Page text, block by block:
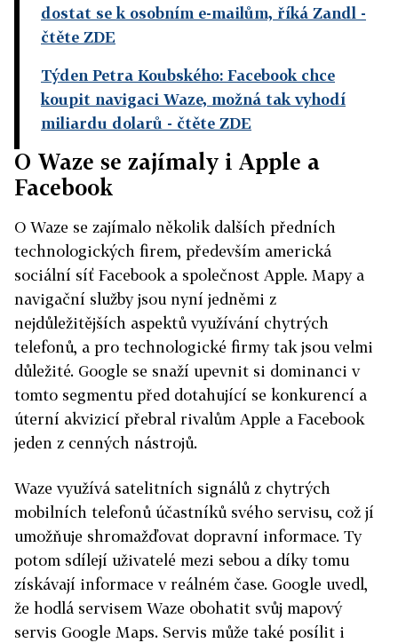
dostat se k osobním e-mailům, říká Zandl -
čtěte ZDE
Týden Petra Koubského: Facebook chce
koupit navigaci Waze, možná tak vyhodí
miliardu dolarů - čtěte ZDE
O Waze se zajímaly i Apple a
Facebook
O Waze se zajímalo několik dalších předních
technologických firem, především americká
sociální síť Facebook a společnost Apple. Mapy a
navigační služby jsou nyní jedněmi z
nejdůležitějších aspektů využívání chytrých
telefonů, a pro technologické firmy tak jsou velmi
důležité. Google se snaží upevnit si dominanci v
tomto segmentu před dotahující se konkurencí a
úterní akvizicí přebral rivalům Apple a Facebook
jeden z cenných nástrojů.
Waze využívá satelitních signálů z chytrých
mobilních telefonů účastníků svého servisu, což jí
umožňuje shromažďovat dopravní informace. Ty
potom sdílejí uživatelé mezi sebou a díky tomu
získávají informace v reálném čase. Google uvedl,
že hodlá servisem Waze obohatit svůj mapový
servis Google Maps. Servis může také posílit i